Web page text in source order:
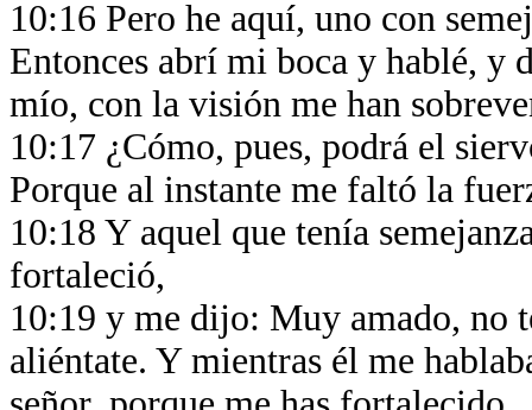
10:16 Pero he aquí, uno con
Entonces abrí mi boca y hablé, y
mío, con la visión me han
10:17 ¿Cómo, pues, podrá el
Porque al instante me faltó la
10:18 Y aquel que tenía
fortaleció,
10:19 y me dijo: Muy amado, no
aliéntate. Y mientras él me